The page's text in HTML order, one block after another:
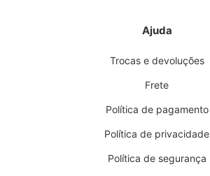
Ajuda
Trocas e devoluções
Frete
Política de pagamento
Política de privacidade
Política de segurança